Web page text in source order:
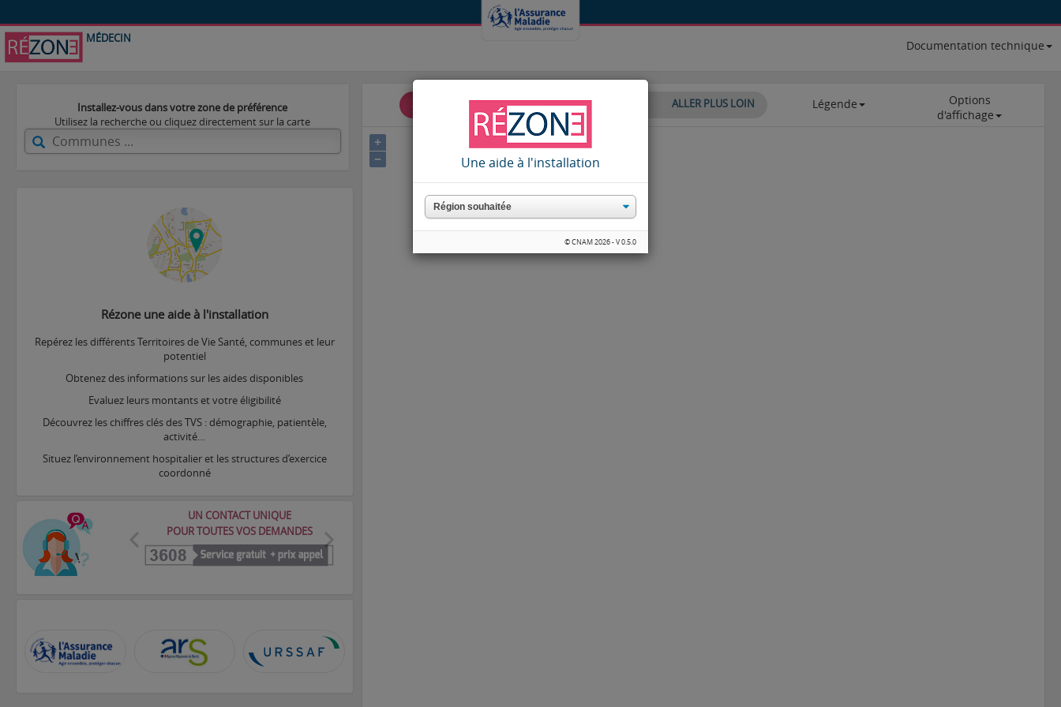
MÉDECIN
Documentation technique
Une aide à l'installation
© CNAM 2026 - V 0.5.0
Installez-vous dans votre zone de préférence
Utilisez la recherche ou cliquez directement sur la carte
Rézone une aide à l'installation
Repérez les différents Territoires de Vie Santé, communes et leur
potentiel
Obtenez des informations sur les aides disponibles
Evaluez leurs montants et votre éligibilité
Découvrez les chiffres clés des TVS : démographie, patientèle,
activité…
Situez l’environnement hospitalier et les structures d’exercice
coordonné
UN CONTACT UNIQUE
POUR TOUTES VOS DEMANDES
Précédent
Suivant
ZONAGE TVS COMMUNES ALLER PLUS LOIN Légende
Options
d'affichage
+
−